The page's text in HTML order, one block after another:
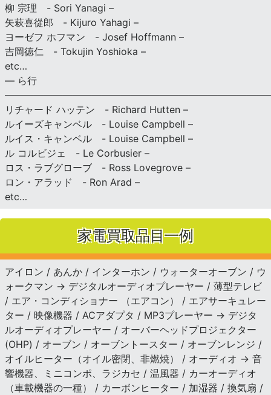
柳 宗理 - Sori Yanagi –
矢萩喜從郎 - Kijuro Yahagi –
ヨーゼフ ホフマン - Josef Hoffmann –
吉岡徳仁 - Tokujin Yoshioka –
etc…
— ら行
リチャード ハッテン - Richard Hutten –
ルイーズキャンベル - Louise Campbell –
ルイス・キャンベル - Louise Campbell –
ル コルビジェ - Le Corbusier –
ロス・ラブグローブ - Ross Lovegrove –
ロン・アラッド - Ron Arad –
etc…
家電買取品目一例
アイロン / あんか / インターホン / ウォーターオーブン / ウ
ォークマン → デジタルオーディオプレーヤー / 薄型テレビ
/ エア・コンディショナー （エアコン） / エアサーキュレー
ター / 映像機器 / ACアダプタ / MP3プレーヤー → デジタ
ルオーディオプレーヤー / オーバーヘッドプロジェクター
(OHP) / オーブン / オーブントースター / オーブンレンジ /
オイルヒーター（オイル密閉、非燃焼） / オーディオ → 音
響機器、ミニコンポ、ラジカセ / 温風器 / カーオーディオ
（車載機器の一種） / カーボンヒーター / 加湿器 / 換気扇 /